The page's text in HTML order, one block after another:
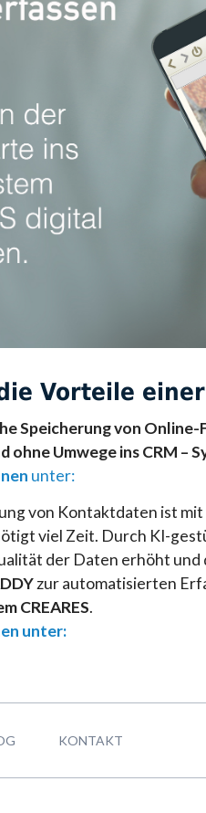
Vorteile
Speicherung von
ohne Umwege ins CRM –
unter:
von Kontaktdaten ist
viel Zeit. Durch KI-
der Daten erhöht
zur automatisierten
CREARES.
unter:
KONTAKT